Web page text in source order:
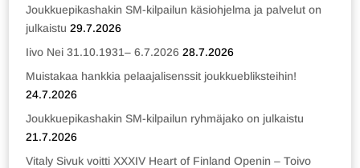
Joukkuepikashakin SM-kilpailun käsiohjelma ja palvelut on
julkaistu 29.7.2026
Iivo Nei 31.10.1931– 6.7.2026 28.7.2026
Muistakaa hankkia pelaajalisenssit joukkuebliksteihin!
24.7.2026
Joukkuepikashakin SM-kilpailun ryhmäjako on julkaistu
21.7.2026
Vitaly Sivuk voitti XXXIV Heart of Finland Openin – Toivo